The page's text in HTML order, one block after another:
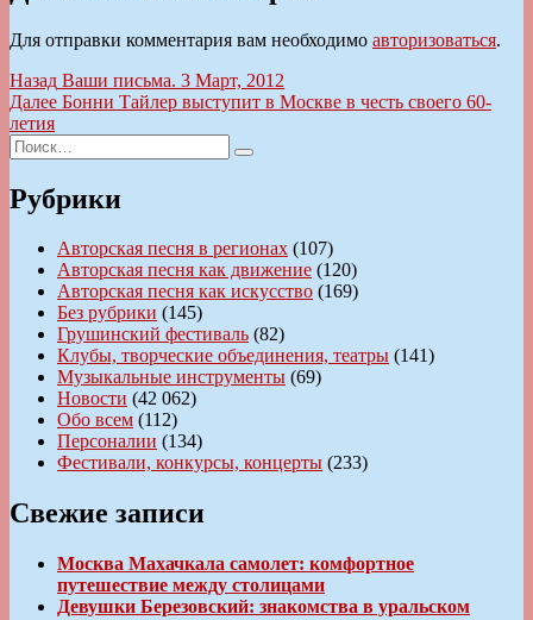
Для отправки комментария вам необходимо авторизоваться.
Навигация
по
записям
Назад Предыдущая
запись:
Ваши письма. 3 Март, 2012
Далее Следующая
Бонни Тайлер выступит в Москве в честь своего 60-
летия
Искать:
Поиск
Рубрики
Авторская песня в регионах (107)
Авторская песня как движение (120)
Авторская песня как искусство (169)
Без рубрики (145)
Грушинский фестиваль (82)
Клубы, творческие объединения, театры (141)
Музыкальные инструменты (69)
Новости (42 062)
Обо всем (112)
Персоналии (134)
Фестивали, конкурсы, концерты (233)
Свежие записи
Москва Махачкала самолет: комфортное
путешествие между столицами
Девушки Березовский: знакомства в уральском